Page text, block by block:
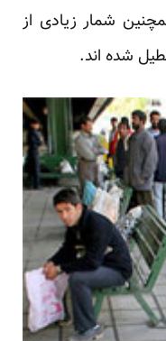
شمار زیادی از
شده اند.